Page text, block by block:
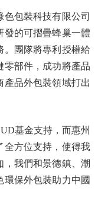
包裝科技有限公司
發的可摺疊蜂巢一體
。團隊將專利授權給
零部件，成功將產品
產品外包裝領域打出
基金支持，而惠州
全方位支持，使得我
，我們和景德鎮、潮
保外包裝助力中國